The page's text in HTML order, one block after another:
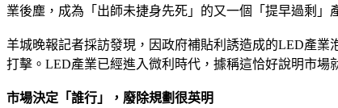
業後塵，成為「出師未捷身先死」的又一個「提早過剩」
羊城晚報記者採訪發現，因政府補貼利誘造成的LED產
打擊。LED產業已經進入微利時代，據稱這恰好說明市場
市場決定「誰行」，廢除規劃很英明